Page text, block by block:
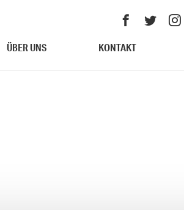
ÜBER UNS KONTAKT